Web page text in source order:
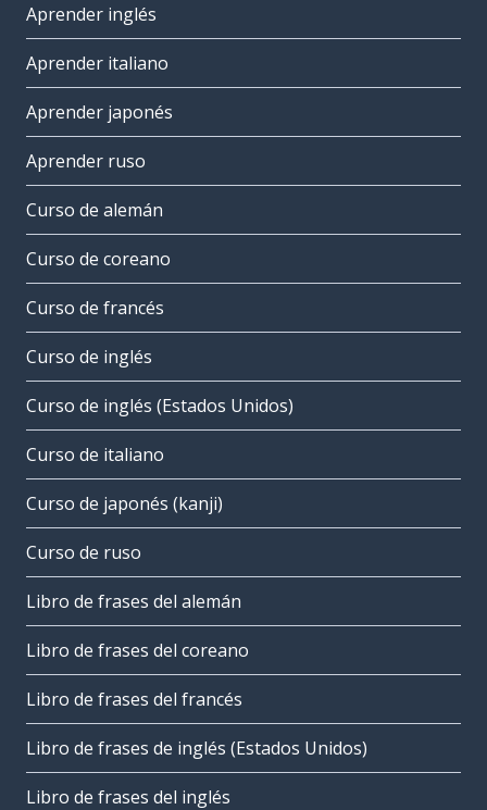
Aprender inglés
Aprender italiano
Aprender japonés
Aprender ruso
Curso de alemán
Curso de coreano
Curso de francés
Curso de inglés
Curso de inglés (Estados Unidos)
Curso de italiano
Curso de japonés (kanji)
Curso de ruso
Libro de frases del alemán
Libro de frases del coreano
Libro de frases del francés
Libro de frases de inglés (Estados Unidos)
Libro de frases del inglés